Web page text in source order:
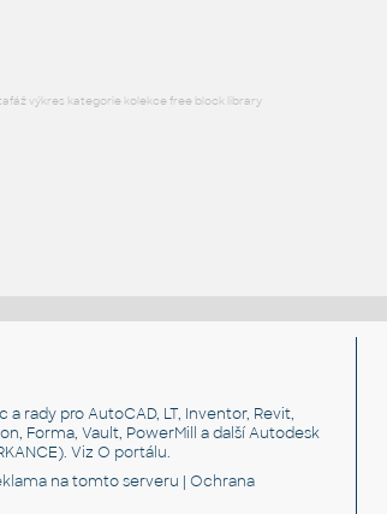
výkres kategorie kolekce free block library
rady pro AutoCAD, LT, Inventor, Revit,
Forma, Vault, PowerMill a další Autodesk
VizO portálu.
na tomto serveru |Ochrana